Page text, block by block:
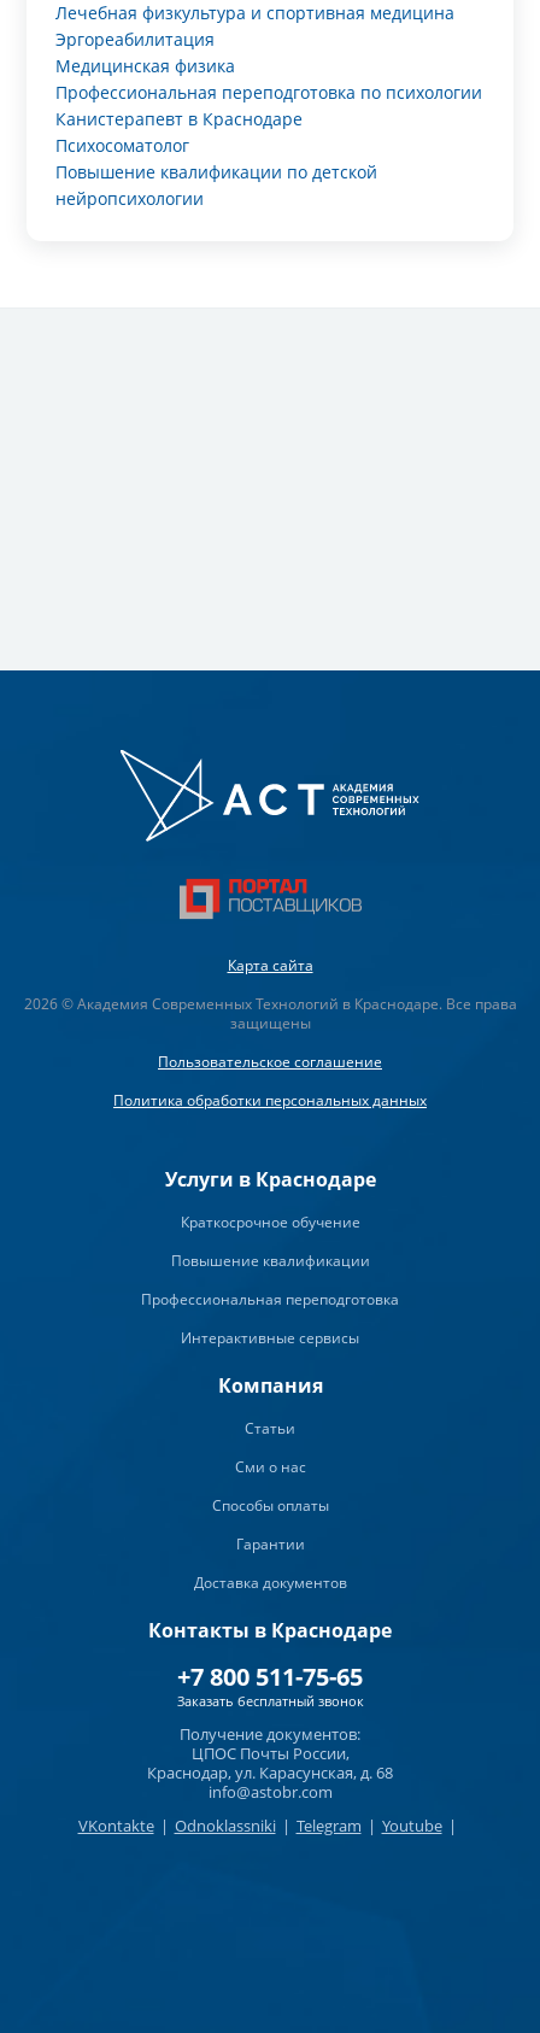
Лечебная физкультура и спортивная медицина
Эргореабилитация
Медицинская физика
Профессиональная переподготовка по психологии
Канистерапевт в Краснодаре
Психосоматолог
Повышение квалификации по детской
нейропсихологии
Карта сайта
2026 © Академия Современных Технологий в Краснодаре. Все права
защищены
Пользовательское соглашение
Политика обработки персональных данных
Услуги в Краснодаре
Краткосрочное обучение
Повышение квалификации
Профессиональная переподготовка
Интерактивные сервисы
Компания
Статьи
Сми о нас
Способы оплаты
Гарантии
Доставка документов
Контакты в Краснодаре
+7 800 511-75-65
Заказать бесплатный звонок
Получение документов:
ЦПОС Почты России,
Краснодар, ул. Карасунская, д. 68
info@astobr.com
VKontakte | Odnoklassniki | Telegram | Youtube |